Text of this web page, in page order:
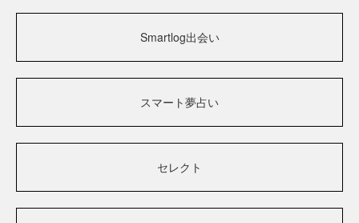
Smartlog出会い
スマート夢占い
セレクト